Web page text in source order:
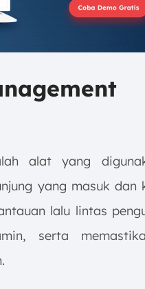
alat yang
yang masuk dan
lalu lintas
serta